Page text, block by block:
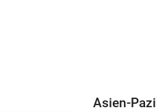
Asien-